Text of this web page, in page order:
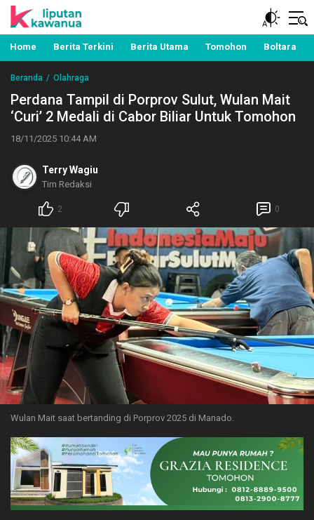
Liputan Kawanua
Berita Manado, Sulawesi Utara, Kawanua, Politik,
Pemerintahan, Hukum Kriminal dan Nasional
Home Berita Terkini Berita Utama Tomohon Boltara
Beranda Olahraga
Perdana Tampil di Porprov Sulut, Wulan Mait
‘Curi’ 2 Medali di Cabor Biliar Untuk Tomohon
18/11/2025 10:44 AM
Terry Wagiu
Tim Redaksi
2 0
Wulan Mait saat bertanding di Porprov 2025 di Manado.